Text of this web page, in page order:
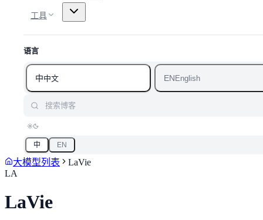
工具
语言
中中文 ENEnglish
中 EN
大模型列表
LaVie
LA
LaVie